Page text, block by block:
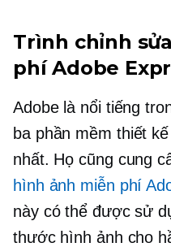
Trình chỉnh
phí Adobe
Adobe là nổi tiếng
ba phần mềm thiết
nhất. Họ cũng cung
hình ảnh miễn phí
này có thể được sử
thước hình ảnh cho